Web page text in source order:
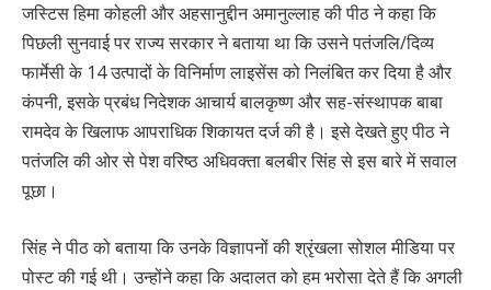
जस्टिस हिमा कोहली और अहसानुद्दीन अमानुल्लाह की पीठ ने कहा कि
पिछली सुनवाई पर राज्य सरकार ने बताया था कि उसने पतंजलि/दिव्य
फार्मेसी के 14 उत्पादों के विनिर्माण लाइसेंस को निलंबित कर दिया है और
कंपनी, इसके प्रबंध निदेशक आचार्य बालकृष्ण और सह-संस्थापक बाबा
रामदेव के खिलाफ आपराधिक शिकायत दर्ज की है। इसे देखते हुए पीठ ने
पतंजलि की ओर से पेश वरिष्ठ अधिवक्ता बलबीर सिंह से इस बारे में सवाल
पूछा।
सिंह ने पीठ को बताया कि उनके विज्ञापनों की श्रृंखला सोशल मीडिया पर
पोस्ट की गई थी। उन्होंने कहा कि अदालत को हम भरोसा देते हैं कि अगली